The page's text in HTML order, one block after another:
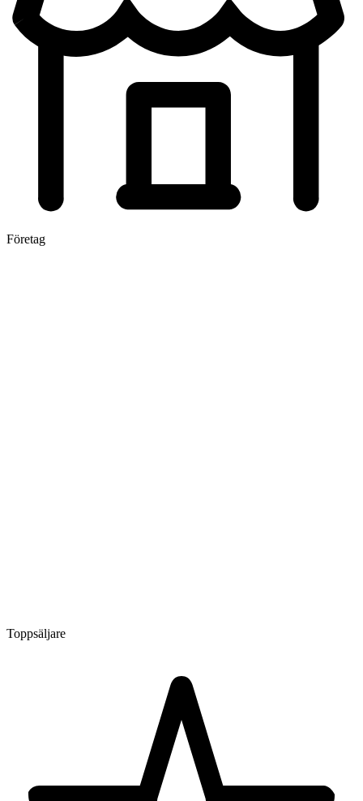
Företag
Toppsäljare